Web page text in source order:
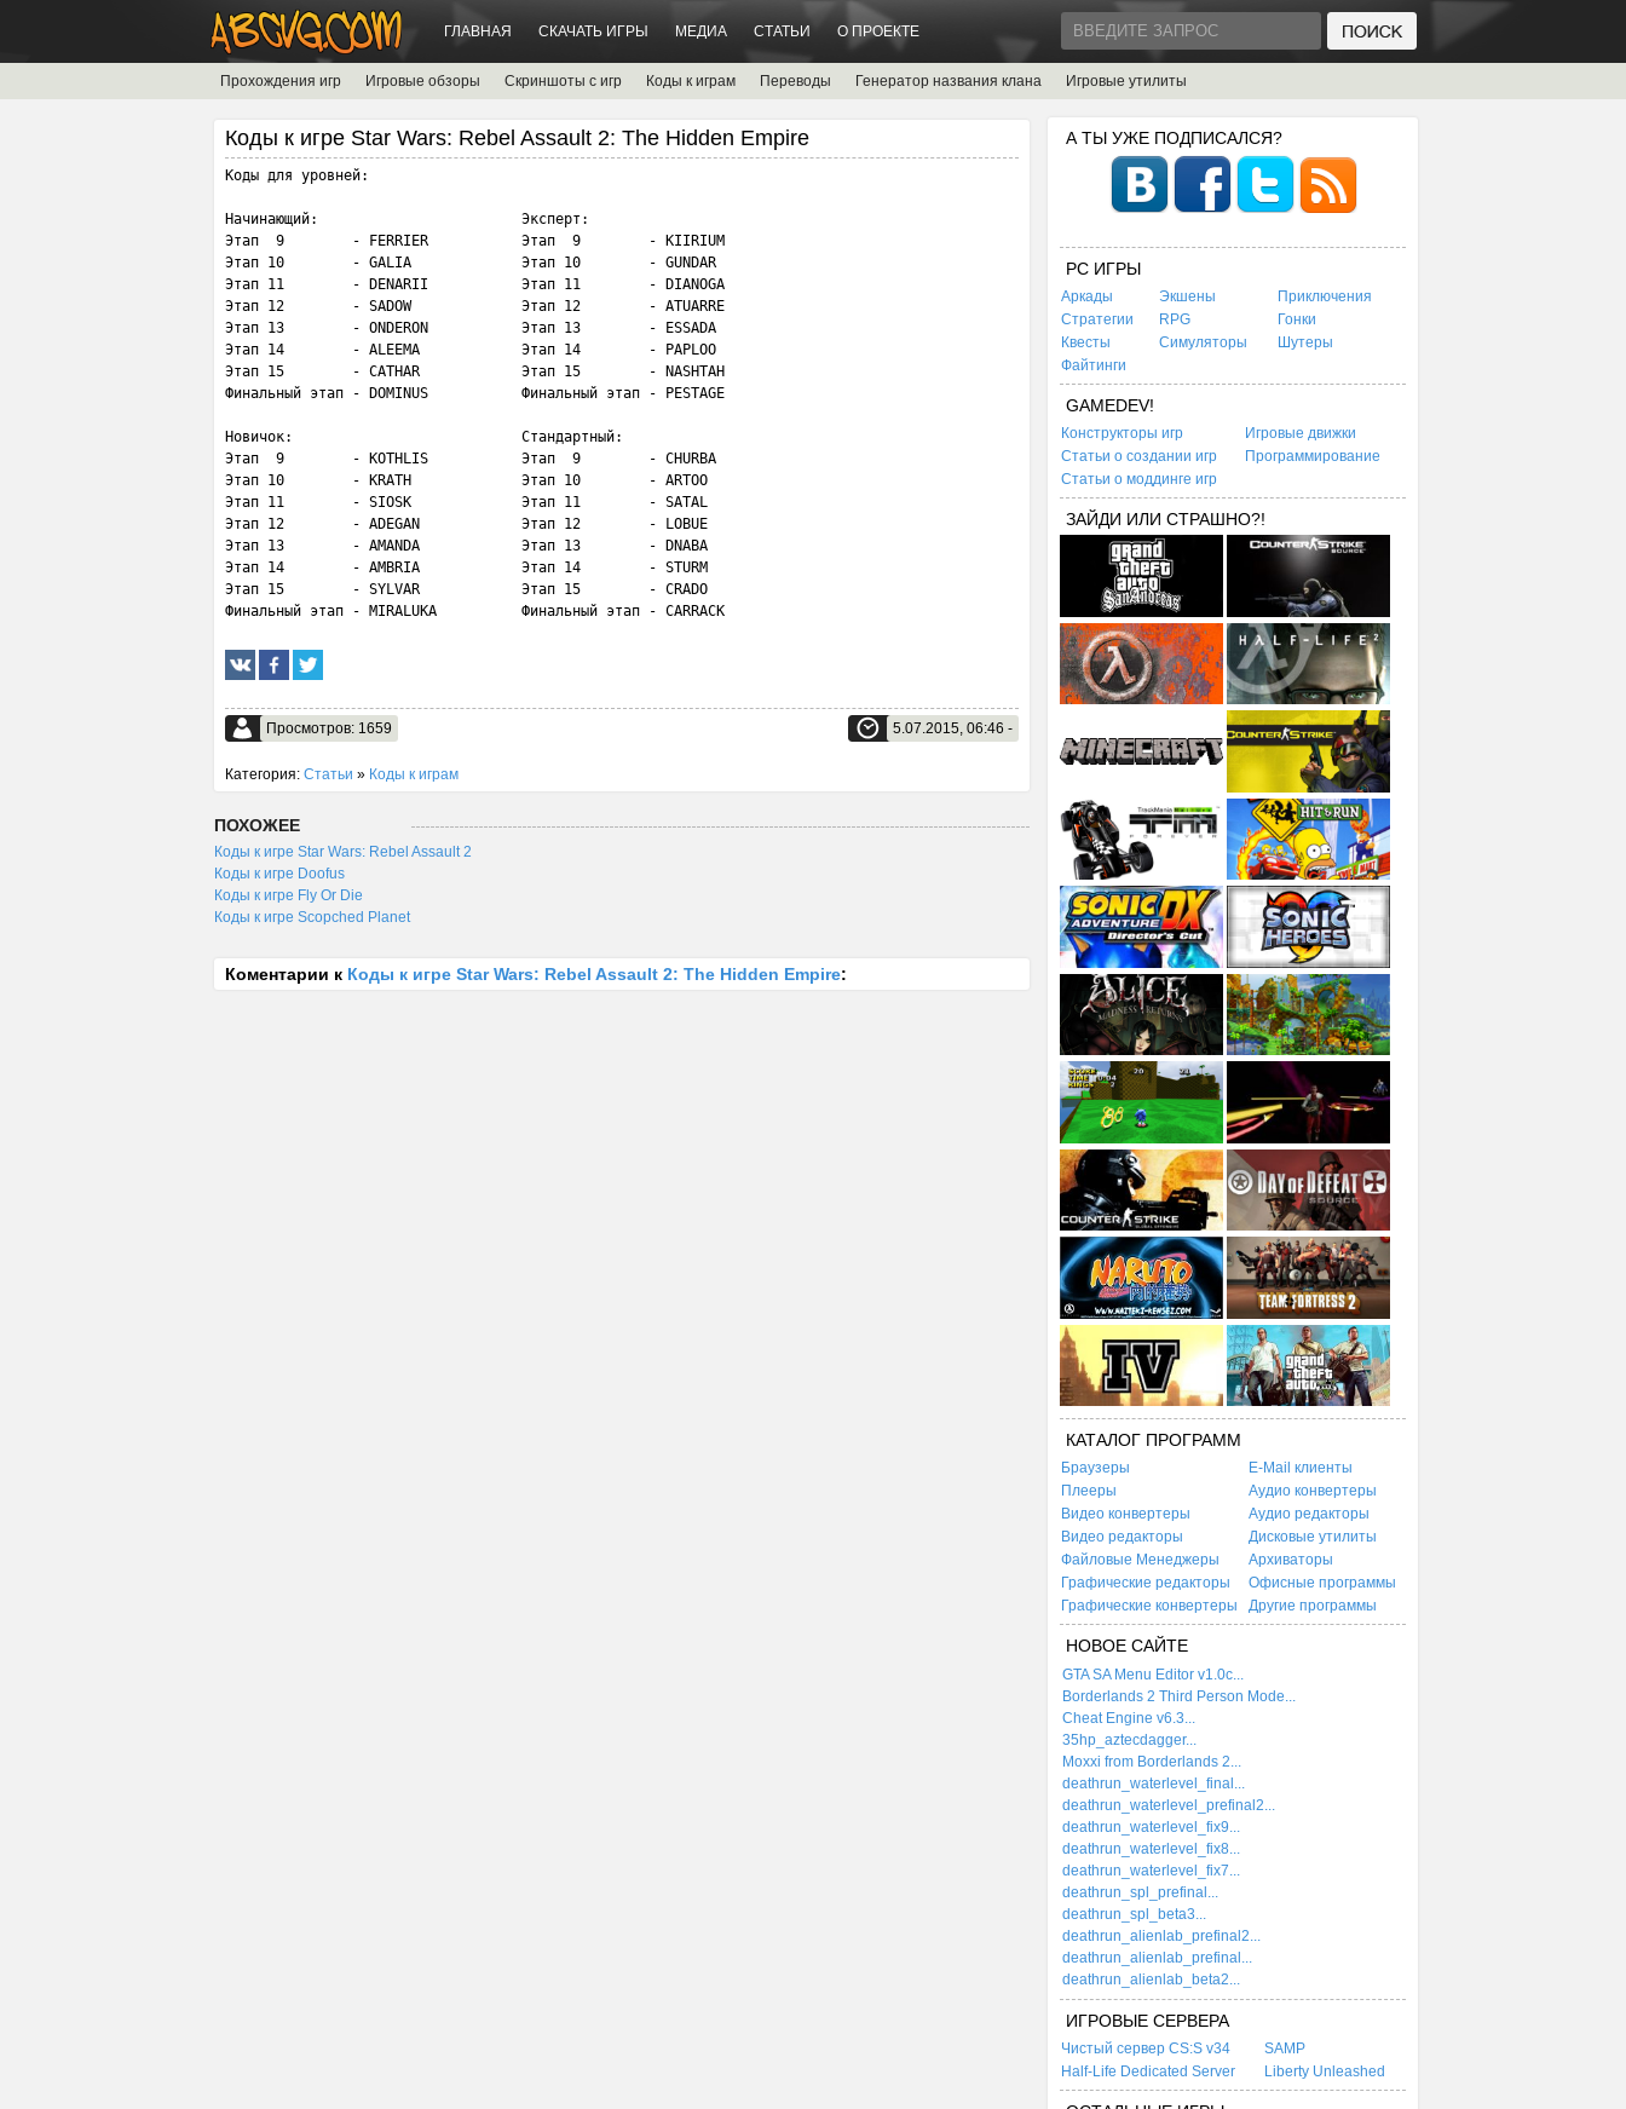
ГЛАВНАЯ СКАЧАТЬ ИГРЫ МЕДИА СТАТЬИ О ПРОЕКТЕ
Прохождения игр Игровые обзоры Скриншоты с игр Коды к играм Переводы Генератор названия клана Игровые утилиты
Коды к игре Star Wars: Rebel Assault 2: The Hidden Empire
Коды для уровней:
Начинающий:                        Эксперт:
Этап  9        - FERRIER           Этап  9        - KIIRIUM
Этап 10        - GALIA             Этап 10        - GUNDAR
Этап 11        - DENARII           Этап 11        - DIANOGA
Этап 12        - SADOW             Этап 12        - ATUARRE
Этап 13        - ONDERON           Этап 13        - ESSADA
Этап 14        - ALEEMA            Этап 14        - PAPLOO
Этап 15        - CATHAR            Этап 15        - NASHTAH
Финальный этап - DOMINUS           Финальный этап - PESTAGE
Новичок:                           Стандартный:
Этап  9        - KOTHLIS           Этап  9        - CHURBA
Этап 10        - KRATH             Этап 10        - ARTOO
Этап 11        - SIOSK             Этап 11        - SATAL
Этап 12        - ADEGAN            Этап 12        - LOBUE
Этап 13        - AMANDA            Этап 13        - DNABA
Этап 14        - AMBRIA            Этап 14        - STURM
Этап 15        - SYLVAR            Этап 15        - CRADO
Финальный этап - MIRALUKA          Финальный этап - CARRACK
Просмотров: 1659 5.07.2015, 06:46 -
Категория: Статьи » Коды к играм
ПОХОЖЕЕ
Коды к игре Star Wars: Rebel Assault 2
Коды к игре Doofus
Коды к игре Fly Or Die
Коды к игре Scopched Planet
Коментарии к Коды к игре Star Wars: Rebel Assault 2: The Hidden Empire:
А ТЫ УЖЕ ПОДПИСАЛСЯ?
PC ИГРЫ
Аркады Экшены
Приключения
Стратегии
RPG
Гонки
Квесты
Симуляторы
Шутеры
Файтинги
GAMEDEV!
Конструкторы игр
Игровые движки
Статьи о создании игр
Программирование
Статьи о моддинге игр
ЗАЙДИ ИЛИ СТРАШНО?!
КАТАЛОГ ПРОГРАММ
Браузеры
E-Mail клиенты
Плееры
Аудио конвертеры
Видео конвертеры
Аудио редакторы
Видео редакторы
Дисковые утилиты
Файловые Менеджеры
Архиваторы
Графические редакторы
Офисные программы
Графические конвертеры
Другие программы
НОВОЕ САЙТЕ
GTA SA Menu Editor v1.0c...
Borderlands 2 Third Person Mode...
Cheat Engine v6.3...
35hp_aztecdagger...
Moxxi from Borderlands 2...
deathrun_waterlevel_final...
deathrun_waterlevel_prefinal2...
deathrun_waterlevel_fix9...
deathrun_waterlevel_fix8...
deathrun_waterlevel_fix7...
deathrun_spl_prefinal...
deathrun_spl_beta3...
deathrun_alienlab_prefinal2...
deathrun_alienlab_prefinal...
deathrun_alienlab_beta2...
ИГРОВЫЕ СЕРВЕРА
Чистый сервер CS:S v34
SAMP
Half-Life Dedicated Server
Liberty Unleashed